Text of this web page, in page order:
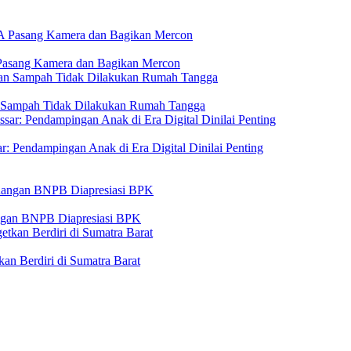
Kamera dan Bagikan Mercon
Tidak Dilakukan Rumah Tangga
Pendampingan Anak di Era Digital Dinilai Penting
BNPB Diapresiasi BPK
Berdiri di Sumatra Barat